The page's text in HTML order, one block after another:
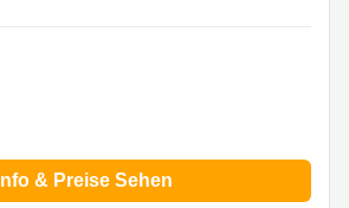
Info & Preise Sehen